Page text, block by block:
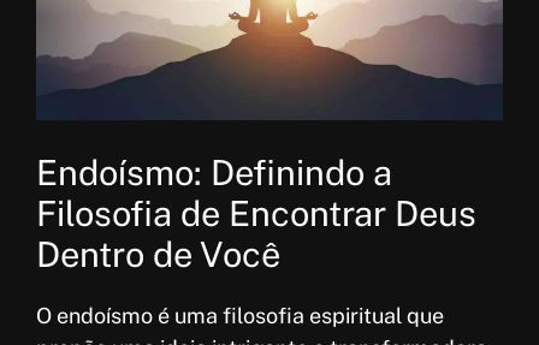
Endoísmo: Definindo a
Filosofia de Encontrar Deus
Dentro de Você
O endoísmo é uma filosofia espiritual que